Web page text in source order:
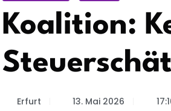
Koalition:
Erfurt 13. Mai 2026